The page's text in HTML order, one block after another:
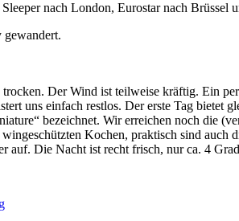
nach London, Eurostar nach Brüssel
gewandert.
Der Wind ist teilweise kräftig. Ein
uns einfach restlos. Der erste Tag bietet
bezeichnet. Wir erreichen noch die
Kochen, praktisch sind auch
auf. Die Nacht ist recht frisch, nur ca. 4